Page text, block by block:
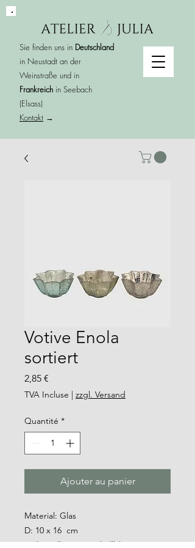
Sie finden uns in Deutschland
in Neustadt an der
Weinstraße und in
Frankreich in Seebach
(Elsass)
Kontakt →
Votive Enola
sortiert
2,85 €
TVA Incluse | zzgl. Versand
Quantité *
Ajouter au panier
Material: Glas
D: 10 x 16 cm
Farbe: silber, grün, hellblau